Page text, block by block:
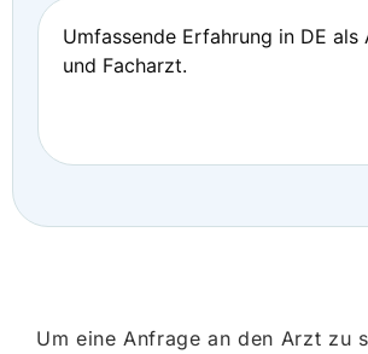
Umfassende Erfahrung in DE als
und Facharzt.
Um eine Anfrage an den Arzt zu